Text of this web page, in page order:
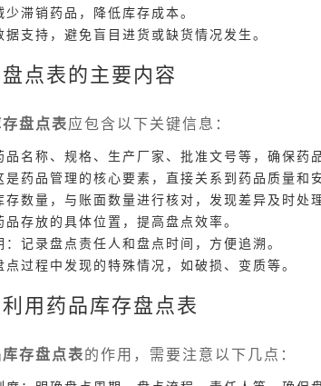
滞销药品，降低库存成本。
支持，避免盲目进货或缺货情况发生。
点表的主要内容
盘点表应包含以下关键信息：
名称、规格、生产厂家、批准文号等，确保药
药品管理的核心要素，直接关系到药品质量和安
数量，与账面数量进行核对，发现差异及时处理
存放的具体位置，提高盘点效率。
记录盘点责任人和盘点时间，方便追溯。
过程中发现的特殊情况，如破损、变质等。
用药品库存盘点表
存盘点表的作用，需要注意以下几点：